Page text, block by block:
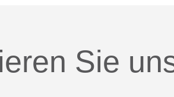
Sie